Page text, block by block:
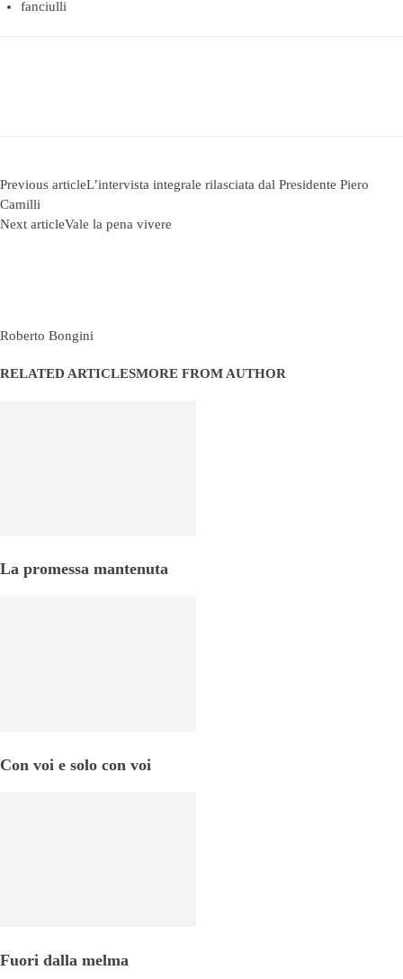
fanciulli
Previous articleL’intervista integrale rilasciata dal Presidente Piero
Camilli
Next articleVale la pena vivere
Roberto Bongini
RELATED ARTICLESMORE FROM AUTHOR
La promessa mantenuta
Con voi e solo con voi
Fuori dalla melma